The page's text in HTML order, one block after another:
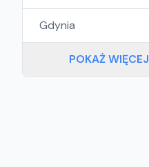
Gdynia
POKAŻ WIĘCEJ